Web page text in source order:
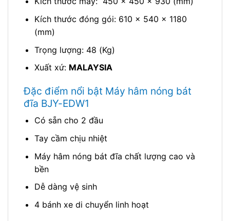
Kích thước đóng gói: 610 x 540 x 1180
(mm)
Trọng lượng: 48 (Kg)
Xuất xứ: MALAYSIA
Đặc điểm nổi bật Máy hâm nóng bát
đĩa BJY-EDW1
Có sẵn cho 2 đầu
Tay cầm chịu nhiệt
Máy hâm nóng bát đĩa chất lượng cao và
bền
Dễ dàng vệ sinh
4 bánh xe di chuyển linh hoạt